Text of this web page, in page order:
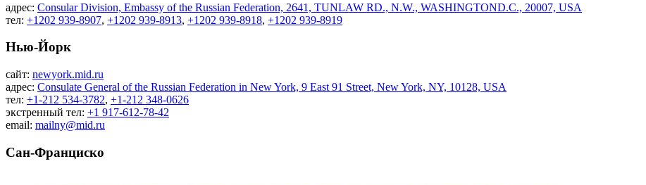
адрес: Consular Division, Embassy of the Russian Federation, 2641, TUNLAW RD., N.W., WASHINGTOND.C., 20007, USA
тел: +1202 939-8907, +1202 939-8913, +1202 939-8918, +1202 939-8919
Нью-Йорк
сайт: newyork.mid.ru
адрес: Consulate General of the Russian Federation in New York, 9 East 91 Street, New York, NY, 10128, USA
тел: +1-212 534-3782, +1-212 348-0626
экстренный тел: +1 917-612-78-42
email: mailny@mid.ru
Сан-Франциско